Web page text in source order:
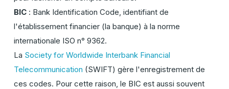
BIC: Bank Identification Code, identifiant de
l'établissement financier (la banque) à la norme
internationale ISO n° 9362.
La Society for Worldwide Interbank Financial
Telecommunication (SWIFT) gère l'enregistrement de
ces codes. Pour cette raison, le BIC est aussi souvent